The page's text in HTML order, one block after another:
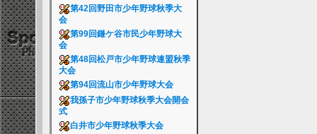
第42回野田市少年野球秋季大
会
第99回鎌ケ谷市民少年野球大
会
第48回松戸市少年野球連盟秋季
大会
第94回流山市少年野球大会
我孫子市少年野球秋季大会開会
式
白井市少年野球秋季大会